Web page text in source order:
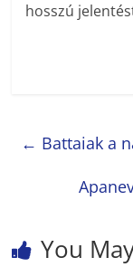
hosszú
← Battaiak a
You